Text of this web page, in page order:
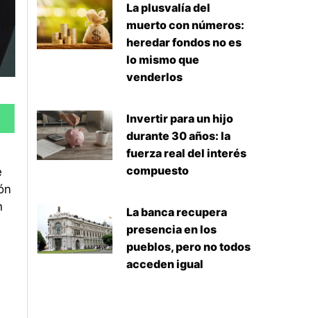
La plusvalía del
muerto con números:
heredar fondos no es
lo mismo que
venderlos
Invertir para un hijo
durante 30 años: la
fuerza real del interés
compuesto
La banca recupera
presencia en los
pueblos, pero no todos
acceden igual